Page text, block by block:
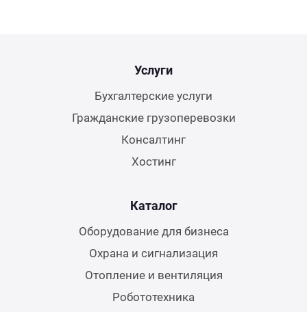
Услуги
Бухгалтерские услуги
Гражданские грузоперевозки
Консалтинг
Хостинг
Каталог
Оборудование для бизнеса
Охрана и сигнализация
Отопление и вентиляция
Робототехника